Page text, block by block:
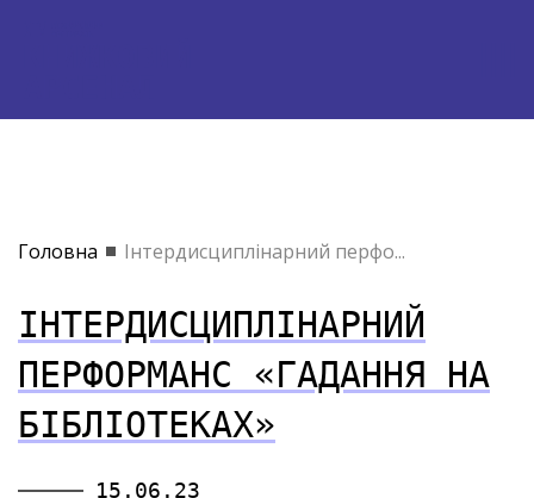
Головна Інтердисциплінарний перфо...
ІНТЕРДИСЦИПЛІНАРНИЙ
ПЕРФОРМАНС «ГАДАННЯ НА
БІБЛІОТЕКАХ»
15.06.23